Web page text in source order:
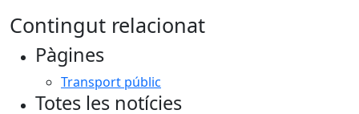
Contingut relacionat
Pàgines
Transport públic
Totes les notícies